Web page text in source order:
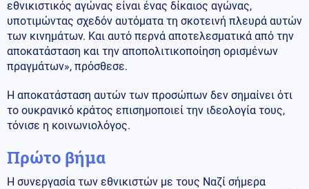
εθνικιστικός αγώνας είναι ένας δίκαιος αγώνας,
υποτιμώντας σχεδόν αυτόματα τη σκοτεινή πλευρά αυτών
των κινημάτων. Και αυτό περνά αποτελεσματικά από την
αποκατάσταση και την αποπολιτικοποίηση ορισμένων
πραγμάτων», πρόσθεσε.
Η αποκατάσταση αυτών των προσώπων δεν σημαίνει ότι
το ουκρανικό κράτος επισημοποιεί την ιδεολογία τους,
τόνισε η κοινωνιολόγος.
Πρώτο βήμα
Η συνεργασία των εθνικιστών με τους Ναζί σήμερα